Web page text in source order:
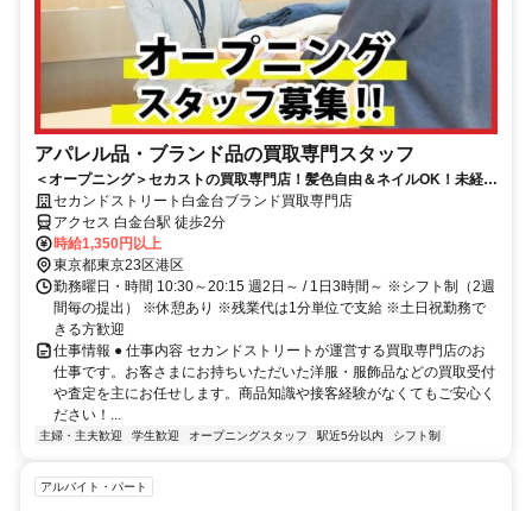
アパレル品・ブランド品の買取専門スタッフ
＜オープニング＞セカストの買取専門店！髪色自由＆ネイルOK！未経験
歓迎！
セカンドストリート白金台ブランド買取専門店
アクセス 白金台駅 徒歩2分
時給1,350円以上
東京都東京23区港区
勤務曜日・時間 10:30～20:15 週2日～ / 1日3時間～ ※シフト制（2週
間毎の提出） ※休憩あり ※残業代は1分単位で支給 ※土日祝勤務で
きる方歓迎
仕事情報 ● 仕事内容 セカンドストリートが運営する買取専門店のお
仕事です。お客さまにお持ちいただいた洋服・服飾品などの買取受付
や査定を主にお任せします。商品知識や接客経験がなくてもご安心く
ださい！...
主婦・主夫歓迎 学生歓迎 オープニングスタッフ 駅近5分以内 シフト制
アルバイト・パート